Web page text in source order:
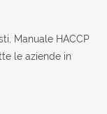
Manuale HACCP
le aziende in